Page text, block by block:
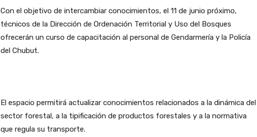
Con el objetivo de intercambiar conocimientos, el 11 de junio próximo,
técnicos de la Dirección de Ordenación Territorial y Uso del Bosques
ofrecerán un curso de capacitación al personal de Gendarmería y la Policía
del Chubut.
El espacio permitirá actualizar conocimientos relacionados a la dinámica del
sector forestal, a la tipificación de productos forestales y a la normativa
que regula su transporte.